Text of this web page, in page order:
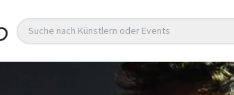
Suche nach Künstlern oder Events